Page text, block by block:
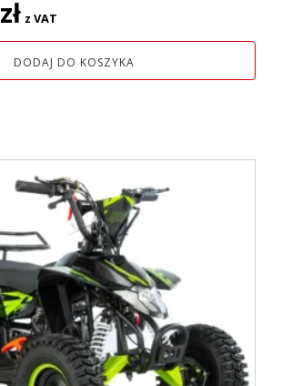
zł cena
wynosi:
2
z VAT
DODAJ DO KOSZYKA